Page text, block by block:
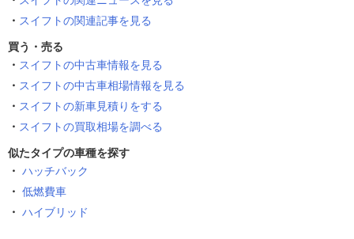
スイフトの関連記事を見る
買う・売る
スイフトの中古車情報を見る
スイフトの中古車相場情報を見る
スイフトの新車見積りをする
スイフトの買取相場を調べる
似たタイプの車種を探す
ハッチバック
低燃費車
ハイブリッド